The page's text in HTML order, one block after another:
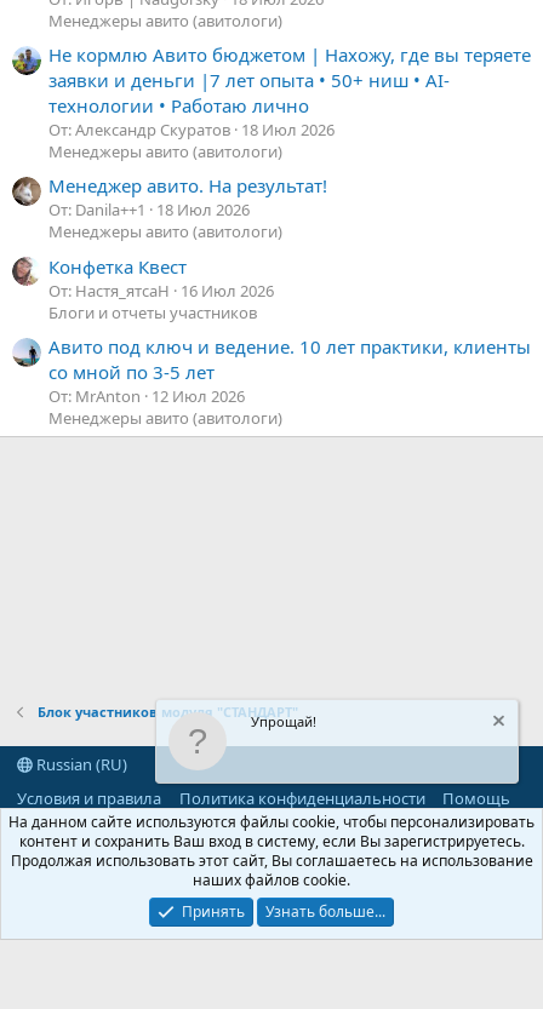
Менеджеры авито (авитологи)
Не кормлю Авито бюджетом | Нахожу, где вы теряете
заявки и деньги |7 лет опыта • 50+ ниш • AI-
технологии • Работаю лично
От: Александр Скуратов 18 Июл 2026
Менеджеры авито (авитологи)
Менеджер авито. На результат!
От: Danila++1
18 Июл 2026
Менеджеры авито (авитологи)
Конфетка Квест
От: Настя_ятсаН
16 Июл 2026
Блоги и отчеты участников
Авито под ключ и ведение. 10 лет практики, клиенты
со мной по 3-5 лет
От: MrAnton
12 Июл 2026
Менеджеры авито (авитологи)
Блок участников модуля "СТАНДАРТ"
Russian (RU)
Условия и правила
Политика конфиденциальности Помощь
R
S
Community platform by XenForo® © 2010-2026 XenForo Ltd.
Parts of this site powered byadd-ons from DragonByte™
DragonByte Technologies(Details)
©2010-2026 XenForo Ltd.
Упрощай!
На данном сайте используются файлы cookie, чтобы персонализировать
контент и сохранить Ваш вход в систему, если Вы зарегистрируетесь.
Продолжая использовать этот сайт, Вы соглашаетесь на использование
наших файлов cookie.
Принять
Узнать больше...